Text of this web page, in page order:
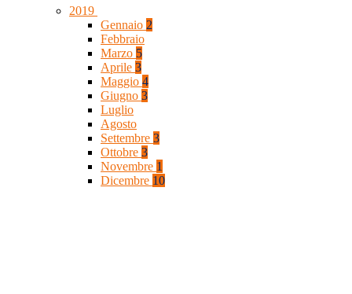
2019
Gennaio 2
Febbraio
Marzo 5
Aprile 3
Maggio 4
Giugno 3
Luglio
Agosto
Settembre 3
Ottobre 3
Novembre 1
Dicembre 10